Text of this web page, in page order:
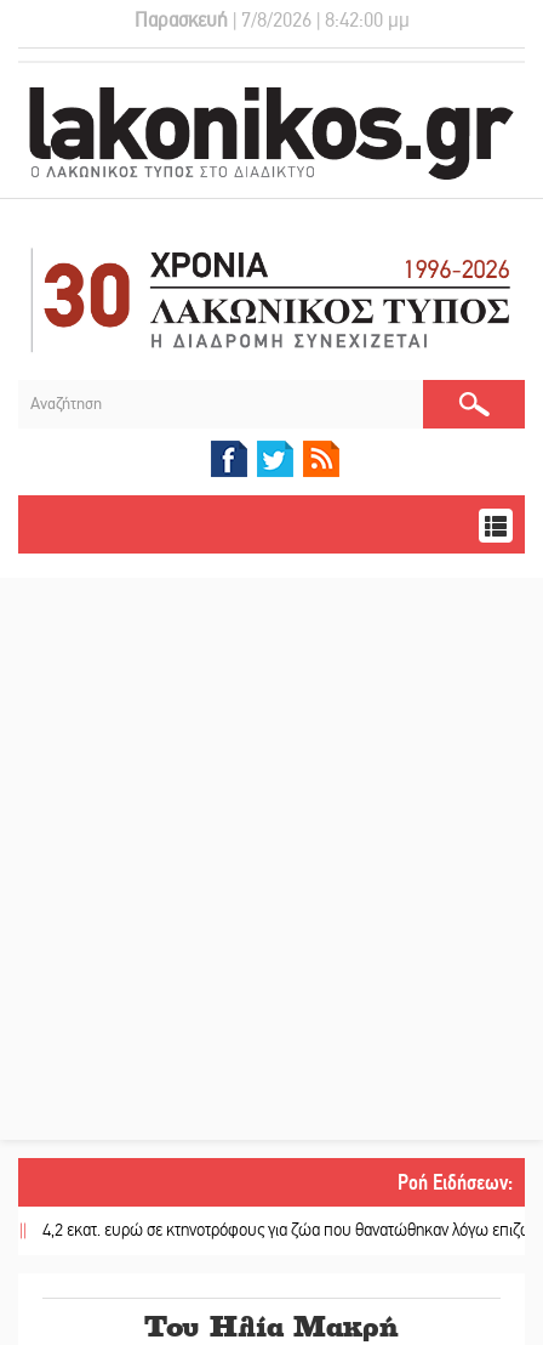
Παρασκευή | 7/8/2026 | 8:42:00 μμ
Ροή Ειδήσεων:
εκατ. ευρώ σε κτηνοτρόφους για ζώα που θανατώθηκαν λόγω επιζωοτιών
Του Ηλία Μακρή